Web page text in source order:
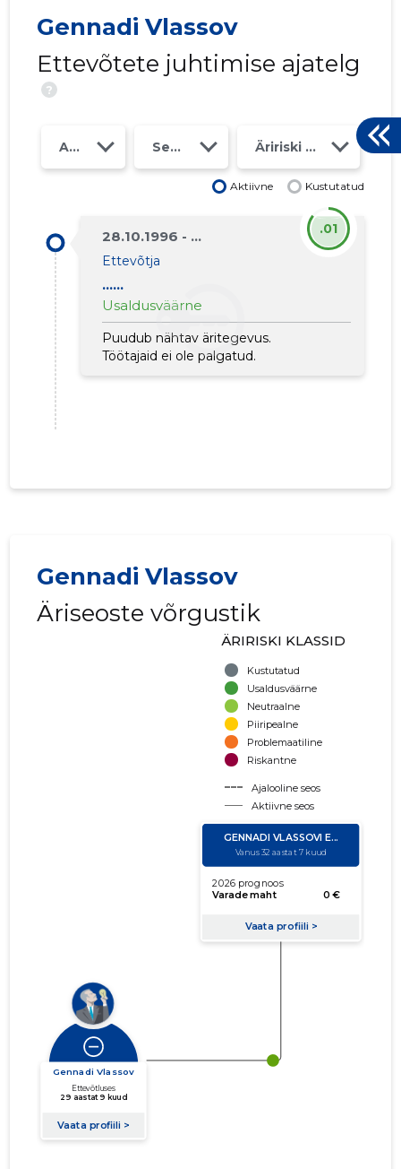
Gennadi Vlassov
Ettevõtete juhtimise ajatelg
?
Aasta Seosed Äririski klass
Aktiivne Kustutatud
28.10.1996 - ...
Ettevõtja
......
Usaldusväärne
Puudub nähtav äritegevus.
Töötajaid ei ole palgatud.
.01
Gennadi Vlassov
Äriseoste võrgustik
ÄRIRISKI KLASSID
Kustutatud
Usaldusväärne
Neutraalne
Piiripealne
Problemaatiline
Riskantne
Ajalooline seos
Aktiivne seos
käibe suurus
võla suurus
Seoste laiendamine